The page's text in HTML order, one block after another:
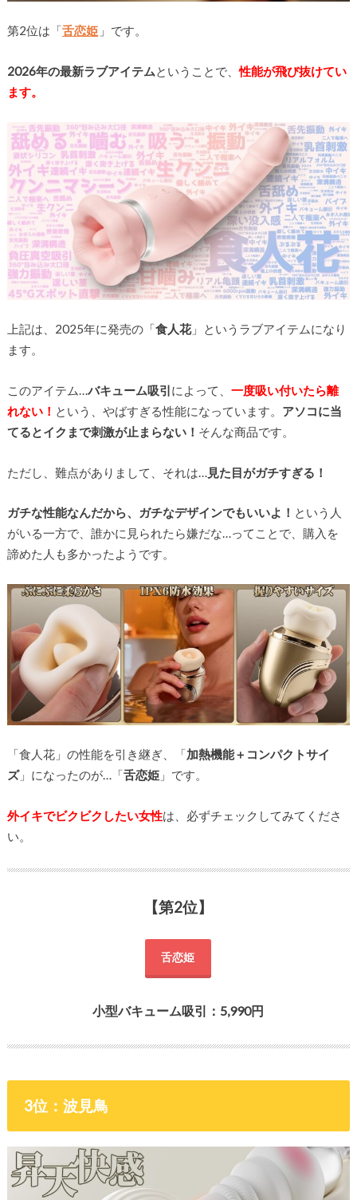
第2位は「舌恋姫 」です。
2026年の最新ラブアイテムということで、性能が飛び抜けてい
ます。
上記は、2025年に発売の「食人花」というラブアイテムになり
ます。
このアイテム…バキューム吸引によって、 一度吸い付いたら離
れない！ という、やばすぎる性能になっています。 アソコに当
てるとイクまで刺激が止まらない！ そんな商品です。
ただし、難点がありまして、それは… 見た目がガチすぎる！
ガチな性能なんだから、ガチなデザインでもいいよ！ という人
がいる一方で、誰かに見られたら嫌だな…ってことで、購入を
諦めた人も多かったようです。
「食人花」の性能を引き継ぎ、「加熱機能＋コンパクトサイ
ズ」になったのが…「舌恋姫」です。
外イキでビクビクしたい女性は、必ずチェックしてみてくださ
い。
【第2位】
舌恋姫
小型バキューム吸引：5,990円
3位：波見鳥